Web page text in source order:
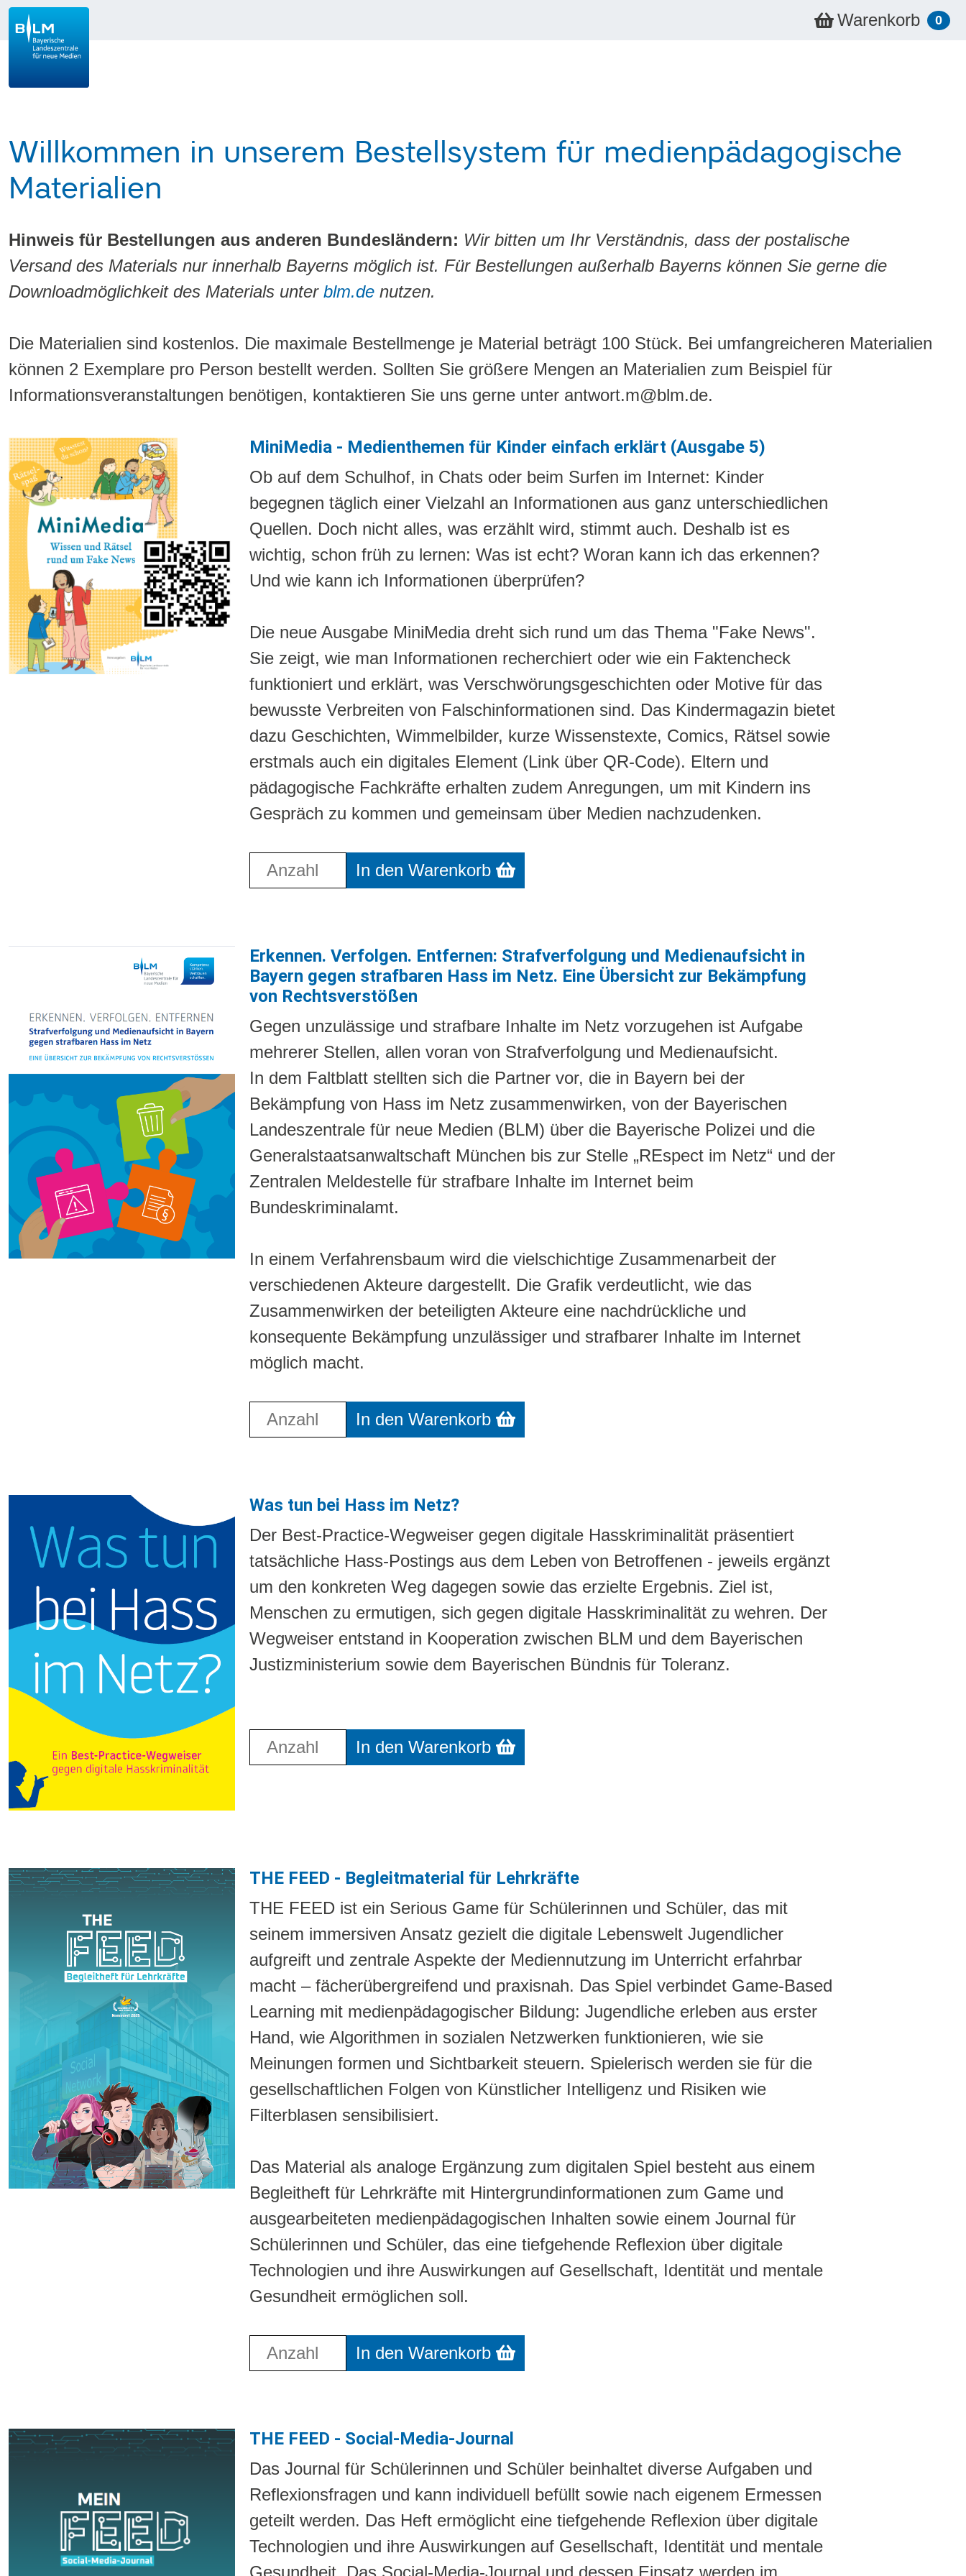
Warenkorb 0
Willkommen in unserem Bestellsystem für medienpädagogische
Materialien
Hinweis für Bestellungen aus anderen Bundesländern: Wir bitten um Ihr Verständnis, dass der postalische
Versand des Materials nur innerhalb Bayerns möglich ist. Für Bestellungen außerhalb Bayerns können Sie gerne die
Downloadmöglichkeit des Materials unter blm.de nutzen.
Die Materialien sind kostenlos. Die maximale Bestellmenge je Material beträgt 100 Stück. Bei umfangreicheren Materialien
können 2 Exemplare pro Person bestellt werden. Sollten Sie größere Mengen an Materialien zum Beispiel für
Informationsveranstaltungen benötigen, kontaktieren Sie uns gerne unter antwort.m@blm.de.
MiniMedia - Medienthemen für Kinder einfach erklärt (Ausgabe 5)
Ob auf dem Schulhof, in Chats oder beim Surfen im Internet: Kinder
begegnen täglich einer Vielzahl an Informationen aus ganz unterschiedlichen
Quellen. Doch nicht alles, was erzählt wird, stimmt auch. Deshalb ist es
wichtig, schon früh zu lernen: Was ist echt? Woran kann ich das erkennen?
Und wie kann ich Informationen überprüfen?
Die neue Ausgabe MiniMedia dreht sich rund um das Thema "Fake News".
Sie zeigt, wie man Informationen recherchiert oder wie ein Faktencheck
funktioniert und erklärt, was Verschwörungsgeschichten oder Motive für das
bewusste Verbreiten von Falschinformationen sind. Das Kindermagazin bietet
dazu Geschichten, Wimmelbilder, kurze Wissenstexte, Comics, Rätsel sowie
erstmals auch ein digitales Element (Link über QR-Code). Eltern und
pädagogische Fachkräfte erhalten zudem Anregungen, um mit Kindern ins
Gespräch zu kommen und gemeinsam über Medien nachzudenken.
Anzahl für Warenkorb: MiniMedia - Medienthemen für Kinder einfach erklärt (Ausgabe 5)
In den Warenkorb
Erkennen. Verfolgen. Entfernen: Strafverfolgung und Medienaufsicht in
Bayern gegen strafbaren Hass im Netz. Eine Übersicht zur Bekämpfung
von Rechtsverstößen
Gegen unzulässige und strafbare Inhalte im Netz vorzugehen ist Aufgabe
mehrerer Stellen, allen voran von Strafverfolgung und Medienaufsicht.
In dem Faltblatt stellten sich die Partner vor, die in Bayern bei der
Bekämpfung von Hass im Netz zusammenwirken, von der Bayerischen
Landeszentrale für neue Medien (BLM) über die Bayerische Polizei und die
Generalstaatsanwaltschaft München bis zur Stelle „REspect im Netz“ und der
Zentralen Meldestelle für strafbare Inhalte im Internet beim
Bundeskriminalamt.
In einem Verfahrensbaum wird die vielschichtige Zusammenarbeit der
verschiedenen Akteure dargestellt. Die Grafik verdeutlicht, wie das
Zusammenwirken der beteiligten Akteure eine nachdrückliche und
konsequente Bekämpfung unzulässiger und strafbarer Inhalte im Internet
möglich macht.
Anzahl für Warenkorb: Erkennen. Verfolgen. Entfernen: Strafverfolgung und
In den Warenkorb
Was tun bei Hass im Netz?
Der Best-Practice-Wegweiser gegen digitale Hasskriminalität präsentiert
tatsächliche Hass-Postings aus dem Leben von Betroffenen - jeweils ergänzt
um den konkreten Weg dagegen sowie das erzielte Ergebnis. Ziel ist,
Menschen zu ermutigen, sich gegen digitale Hasskriminalität zu wehren. Der
Wegweiser entstand in Kooperation zwischen BLM und dem Bayerischen
Justizministerium sowie dem Bayerischen Bündnis für Toleranz.
Anzahl für Warenkorb: Was tun bei Hass im Netz?
In den Warenkorb
THE FEED - Begleitmaterial für Lehrkräfte
THE FEED ist ein Serious Game für Schülerinnen und Schüler, das mit
seinem immersiven Ansatz gezielt die digitale Lebenswelt Jugendlicher
aufgreift und zentrale Aspekte der Mediennutzung im Unterricht erfahrbar
macht – fächerübergreifend und praxisnah. Das Spiel verbindet Game-Based
Learning mit medienpädagogischer Bildung: Jugendliche erleben aus erster
Hand, wie Algorithmen in sozialen Netzwerken funktionieren, wie sie
Meinungen formen und Sichtbarkeit steuern. Spielerisch werden sie für die
gesellschaftlichen Folgen von Künstlicher Intelligenz und Risiken wie
Filterblasen sensibilisiert.
Das Material als analoge Ergänzung zum digitalen Spiel besteht aus einem
Begleitheft für Lehrkräfte mit Hintergrundinformationen zum Game und
ausgearbeiteten medienpädagogischen Inhalten sowie einem Journal für
Schülerinnen und Schüler, das eine tiefgehende Reflexion über digitale
Technologien und ihre Auswirkungen auf Gesellschaft, Identität und mentale
Gesundheit ermöglichen soll.
Anzahl für Warenkorb: THE FEED - Begleitmaterial für Lehrkräfte
In den Warenkorb
THE FEED - Social-Media-Journal
Das Journal für Schülerinnen und Schüler beinhaltet diverse Aufgaben und
Reflexionsfragen und kann individuell befüllt sowie nach eigenem Ermessen
geteilt werden. Das Heft ermöglicht eine tiefgehende Reflexion über digitale
Technologien und ihre Auswirkungen auf Gesellschaft, Identität und mentale
Gesundheit. Das Social-Media-Journal und dessen Einsatz werden im